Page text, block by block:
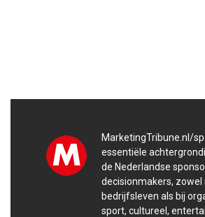
MarketingTribune.nl/
essentiële
de Nederlandse
decisionmakers, zowel
bedrijfsleven als bij
sport, cultureel,